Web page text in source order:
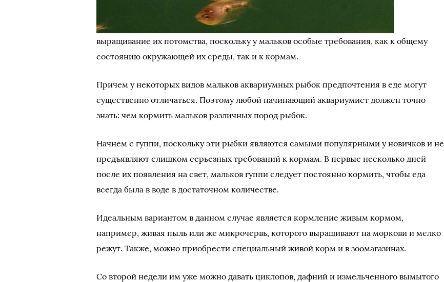
выращивание их потомства, поскольку у мальков особые требования, как к общему
состоянию окружающей их среды, так и к кормам.
Причем у некоторых видов мальков аквариумных рыбок предпочтения в еде могут
существенно отличаться. Поэтому любой начинающий аквариумист должен точно
знать: чем кормить мальков различных пород рыбок.
Начнем с гуппи, поскольку эти рыбки являются самыми популярными у новичков и не
предъявляют слишком серьезных требований к кормам. В первые несколько дней
после их появления на свет, мальков гуппи следует постоянно кормить, чтобы еда
всегда была в воде в достаточном количестве.
Идеальным вариантом в данном случае является кормление живым кормом,
например, живая пыль или же микрочервь, которого выращивают на моркови и мелко
режут. Также, можно приобрести специальный живой корм и в зоомагазинах.
Со второй недели им уже можно давать циклопов, дафний и измельченного вымытого